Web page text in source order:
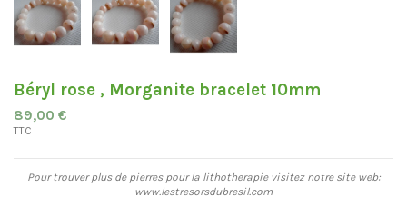
Béryl rose , Morganite bracelet 10mm
89,00 €
TTC
Pour trouver plus de pierres pour la lithotherapie visitez notre site web:
www.lestresorsdubresil.com